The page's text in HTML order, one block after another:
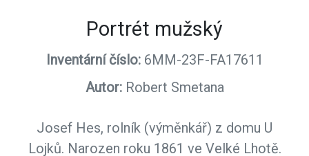
Portrét mužský
Inventární číslo: 6MM-23F-FA17611
Autor: Robert Smetana
Josef Hes, rolník (výměnkář) z domu U
Lojků. Narozen roku 1861 ve Velké Lhotě.